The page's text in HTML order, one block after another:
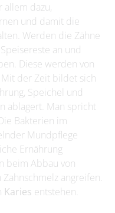
allem dazu,
und damit die
Werden die Zähne
an und
Diese werden von
der Zeit bildet sich
Speichel und
ablagert. Man spricht
Bakterien im
Mundpflege
Ernährung
beim Abbau von
angreifen.
Karies entstehen.